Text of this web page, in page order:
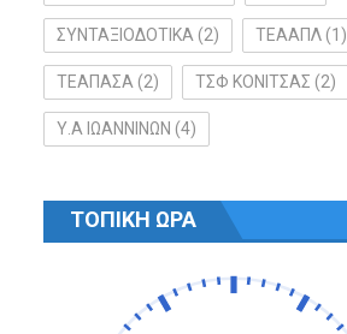
ΣΥΝΤΑΞΙΟΔΟΤΙΚΑ (2) ΤΕΑΑΠΛ (1)
ΤΕΑΠΑΣΑ (2) ΤΣΦ ΚΟΝΙΤΣΑΣ (2)
Υ.Α ΙΩΑΝΝΙΝΩΝ (4)
ΤΟΠΙΚΗ ΩΡΑ